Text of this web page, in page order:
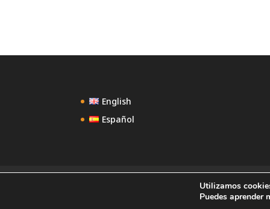
English
Español
ContactoUtilizamos
Puedes